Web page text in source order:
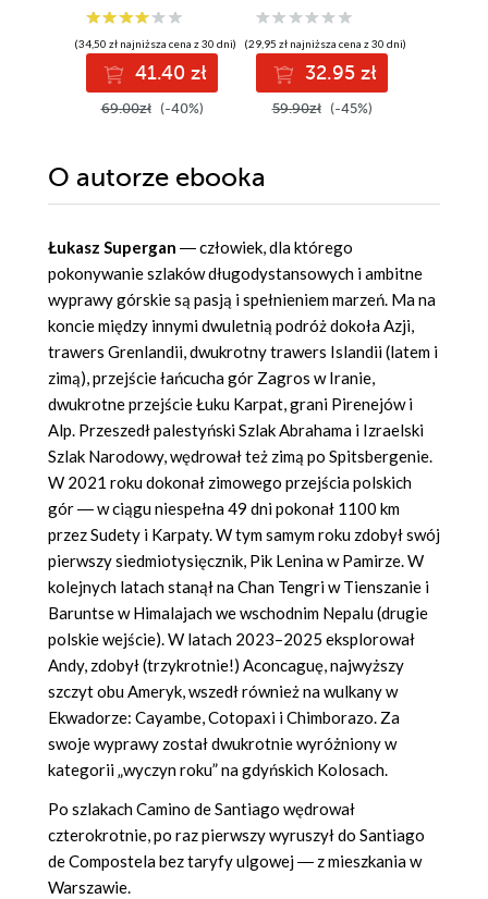
(34,50 zł najniższa cena z 30 dni)
41.40 zł
69.00zł (-40%)
(29,95 zł najniższa cena z 30 dni)
32.95 zł
59.90zł (-45%)
O autorze ebooka
Łukasz Supergan ― człowiek, dla którego
pokonywanie szlaków długodystansowych i ambitne
wyprawy górskie są pasją i spełnieniem marzeń. Ma na
koncie między innymi dwuletnią podróż dokoła Azji,
trawers Grenlandii, dwukrotny trawers Islandii (latem i
zimą), przejście łańcucha gór Zagros w Iranie,
dwukrotne przejście Łuku Karpat, grani Pirenejów i
Alp. Przeszedł palestyński Szlak Abrahama i Izraelski
Szlak Narodowy, wędrował też zimą po Spitsbergenie.
W 2021 roku dokonał zimowego przejścia polskich
gór ― w ciągu niespełna 49 dni pokonał 1100 km
przez Sudety i Karpaty. W tym samym roku zdobył swój
pierwszy siedmiotysięcznik, Pik Lenina w Pamirze. W
kolejnych latach stanął na Chan Tengri w Tienszanie i
Baruntse w Himalajach we wschodnim Nepalu (drugie
polskie wejście). W latach 2023–2025 eksplorował
Andy, zdobył (trzykrotnie!) Aconcaguę, najwyższy
szczyt obu Ameryk, wszedł również na wulkany w
Ekwadorze: Cayambe, Cotopaxi i Chimborazo. Za
swoje wyprawy został dwukrotnie wyróżniony w
kategorii „wyczyn roku” na gdyńskich Kolosach.
Po szlakach Camino de Santiago wędrował
czterokrotnie, po raz pierwszy wyruszył do Santiago
de Compostela bez taryfy ulgowej ― z mieszkania w
Warszawie.